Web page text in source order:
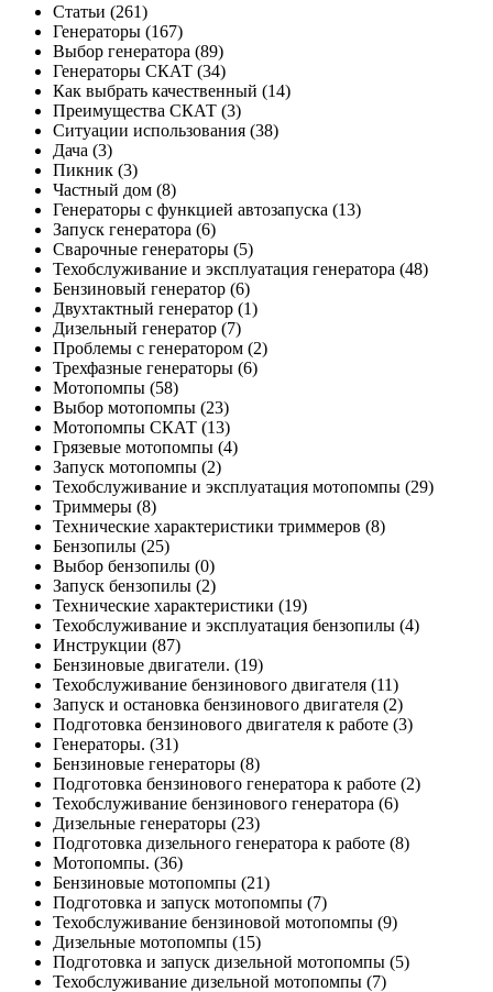
Статьи (261)
Генераторы (167)
Выбор генератора (89)
Генераторы СКАТ (34)
Как выбрать качественный (14)
Преимущества СКАТ (3)
Ситуации использования (38)
Дача (3)
Пикник (3)
Частный дом (8)
Генераторы с функцией автозапуска (13)
Запуск генератора (6)
Сварочные генераторы (5)
Техобслуживание и эксплуатация генератора (48)
Бензиновый генератор (6)
Двухтактный генератор (1)
Дизельный генератор (7)
Проблемы с генератором (2)
Трехфазные генераторы (6)
Мотопомпы (58)
Выбор мотопомпы (23)
Мотопомпы СКАТ (13)
Грязевые мотопомпы (4)
Запуск мотопомпы (2)
Техобслуживание и эксплуатация мотопомпы (29)
Триммеры (8)
Технические характеристики триммеров (8)
Бензопилы (25)
Выбор бензопилы (0)
Запуск бензопилы (2)
Технические характеристики (19)
Техобслуживание и эксплуатация бензопилы (4)
Инструкции (87)
Бензиновые двигатели. (19)
Техобслуживание бензинового двигателя (11)
Запуск и остановка бензинового двигателя (2)
Подготовка бензинового двигателя к работе (3)
Генераторы. (31)
Бензиновые генераторы (8)
Подготовка бензинового генератора к работе (2)
Техобслуживание бензинового генератора (6)
Дизельные генераторы (23)
Подготовка дизельного генератора к работе (8)
Мотопомпы. (36)
Бензиновые мотопомпы (21)
Подготовка и запуск мотопомпы (7)
Техобслуживание бензиновой мотопомпы (9)
Дизельные мотопомпы (15)
Подготовка и запуск дизельной мотопомпы (5)
Техобслуживание дизельной мотопомпы (7)